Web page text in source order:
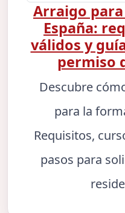
Arraigo
España:
válidos y
permiso
Descubre
para la
Requisitos,
pasos para